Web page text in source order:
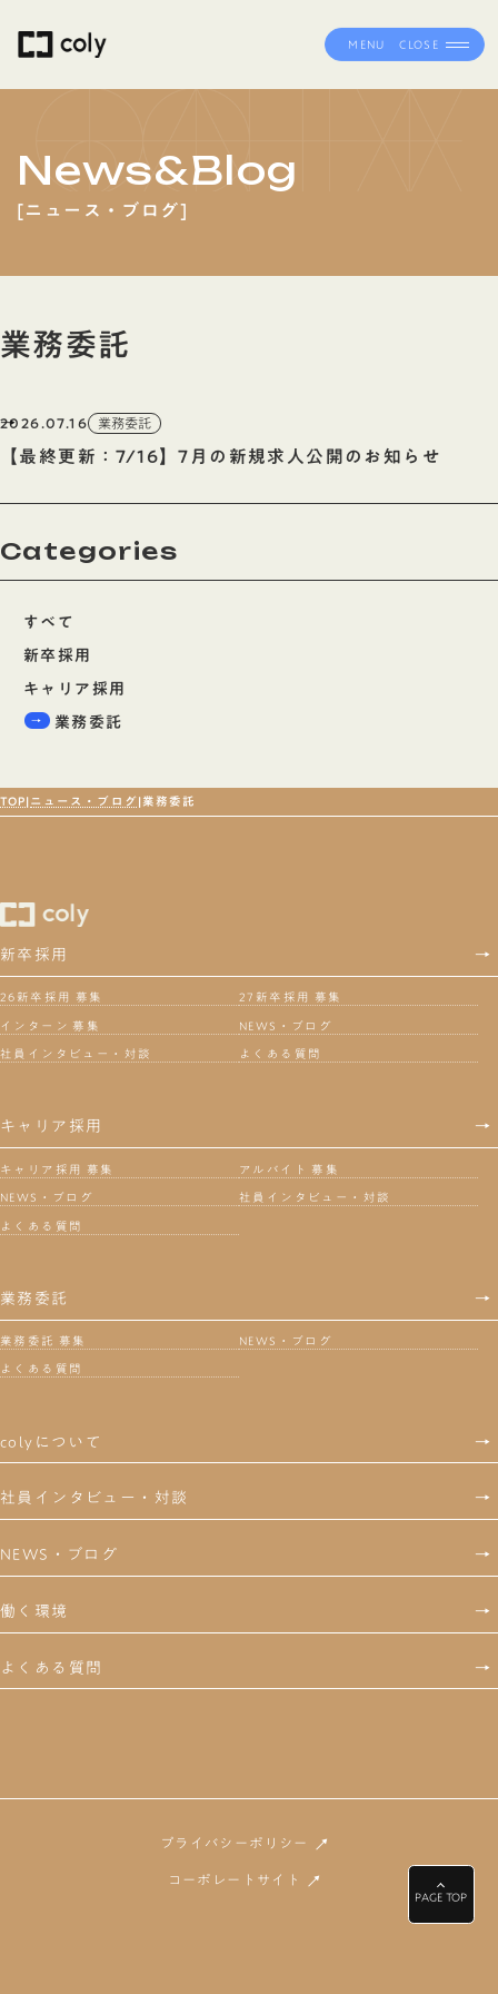
MENU CLOSE
ニュース・ブログ
News&Blog
TOP ニュース・ブログ 業務委託
業務委託
2026.07.16 業務委託
【最終更新：7/16】7月の新規求人公開のお知らせ
Categories
すべて
新卒採用
キャリア採用
業務委託
新卒採用 →
26新卒採用 募集 27新卒採用 募集
インターン 募集 NEWS・ブログ
社員インタビュー・対談 よくある質問
キャリア採用 →
キャリア採用 募集 アルバイト 募集
NEWS・ブログ 社員インタビュー・対談
よくある質問
業務委託 →
業務委託 募集 NEWS・ブログ
よくある質問
colyについて →
社員インタビュー・対談 →
NEWS・ブログ →
働く環境 →
よくある質問 →
PAGE TOP
プライバシーポリシー →
コーポレートサイト →